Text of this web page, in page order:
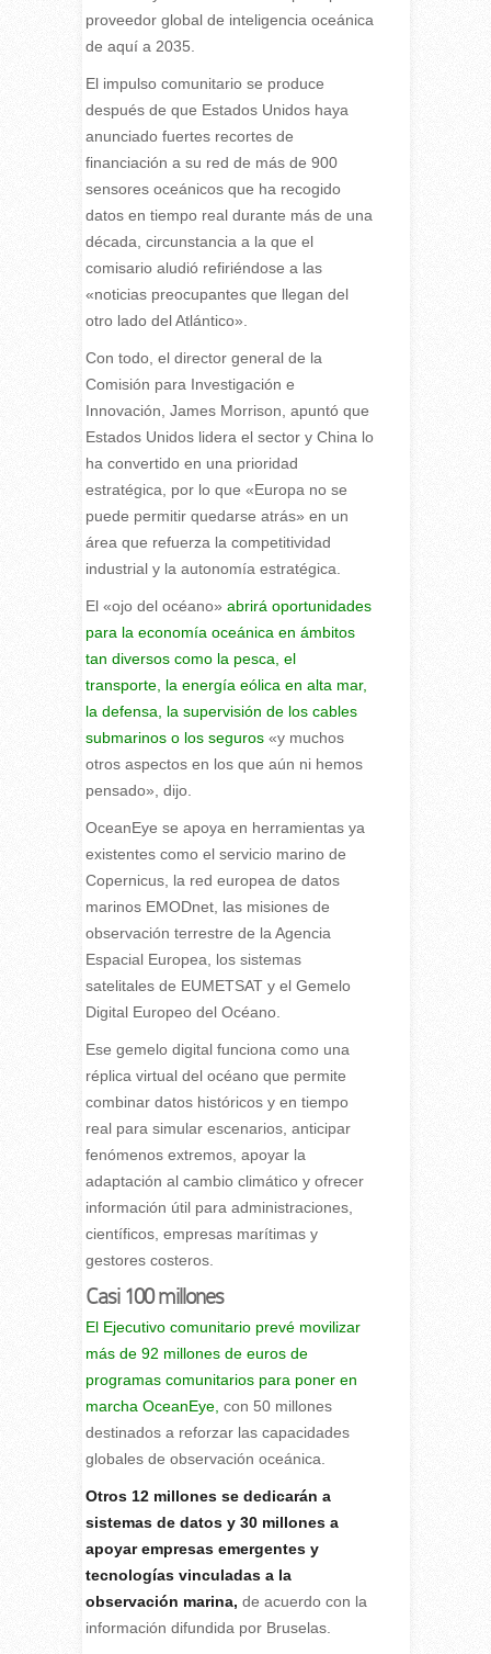
proveedor global de inteligencia oceánica
de aquí a 2035.
El impulso comunitario se produce
después de que Estados Unidos haya
anunciado fuertes recortes de
financiación a su red de más de 900
sensores oceánicos que ha recogido
datos en tiempo real durante más de una
década, circunstancia a la que el
comisario aludió refiriéndose a las
«noticias preocupantes que llegan del
otro lado del Atlántico».
Con todo, el director general de la
Comisión para Investigación e
Innovación, James Morrison, apuntó que
Estados Unidos lidera el sector y China lo
ha convertido en una prioridad
estratégica, por lo que «Europa no se
puede permitir quedarse atrás» en un
área que refuerza la competitividad
industrial y la autonomía estratégica.
El «ojo del océano» abrirá oportunidades
para la economía oceánica en ámbitos
tan diversos como la pesca, el
transporte, la energía eólica en alta mar,
la defensa, la supervisión de los cables
submarinos o los seguros«y muchos
otros aspectos en los que aún ni hemos
pensado», dijo.
OceanEye se apoya en herramientas ya
existentes como el servicio marino de
Copernicus, la red europea de datos
marinos EMODnet, las misiones de
observación terrestre de la Agencia
Espacial Europea, los sistemas
satelitales de EUMETSAT y el Gemelo
Digital Europeo del Océano.
Ese gemelo digital funciona como una
réplica virtual del océano que permite
combinar datos históricos y en tiempo
real para simular escenarios, anticipar
fenómenos extremos, apoyar la
adaptación al cambio climático y ofrecer
información útil para administraciones,
científicos, empresas marítimas y
gestores costeros.
Casi 100 millones
El Ejecutivo comunitario prevé movilizar
más de 92 millones de euros de
programas comunitarios para poner en
marcha OceanEye, con 50 millones
destinados a reforzar las capacidades
globales de observación oceánica.
Otros 12 millones se dedicarán a
sistemas de datos y 30 millones a
apoyar empresas emergentes y
tecnologías vinculadas a la
observación marina, de acuerdo con la
información difundida por Bruselas.